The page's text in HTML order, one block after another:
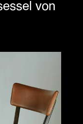
von